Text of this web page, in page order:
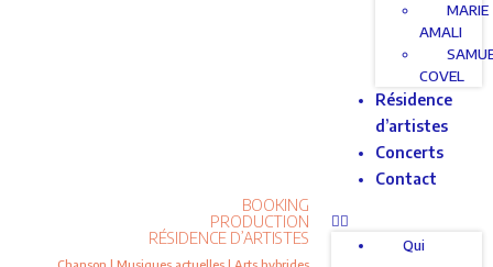
BOOKING
PRODUCTION
RÉSIDENCE D’ARTISTES
Chanson | Musiques actuelles | Arts hybrides
MARIE
AMALI
COVEL
Résidence
d’artistes
Concerts
Contact
Qui